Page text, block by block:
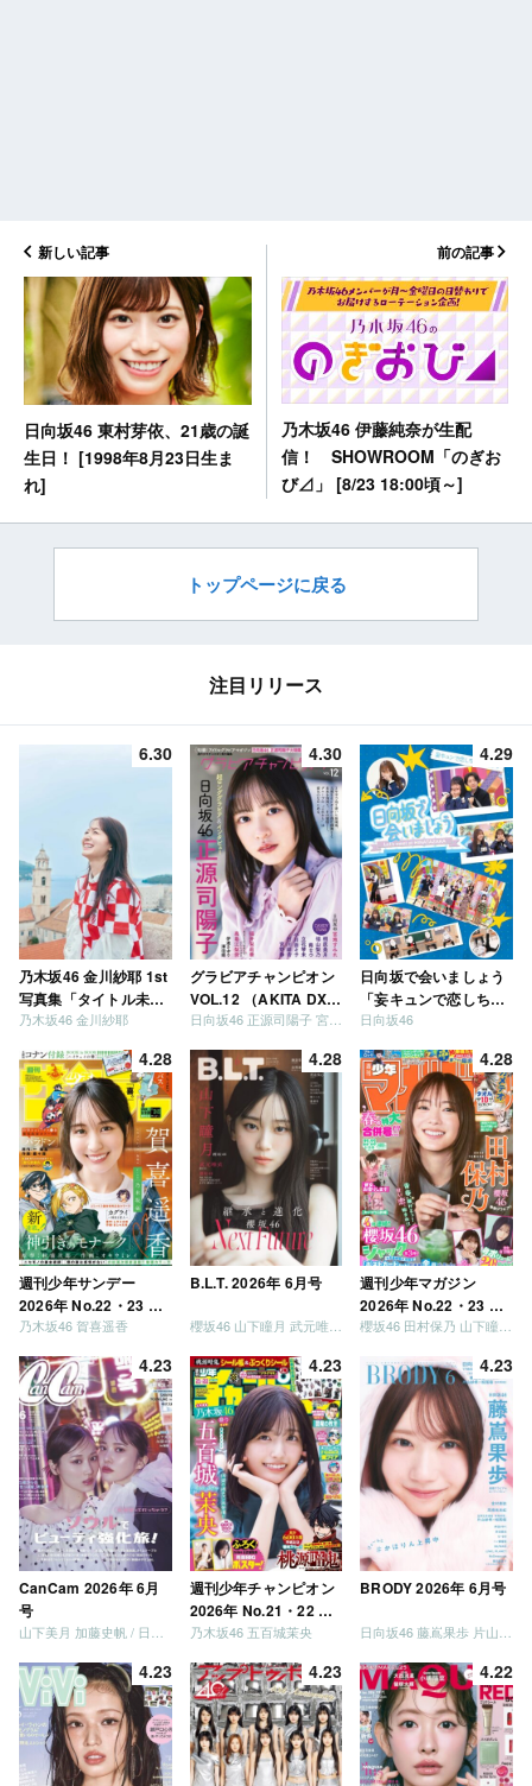
新しい記事
日向坂46 東村芽依、21歳の誕
生日！ [1998年8月23日生ま
れ]
前の記事
乃木坂46 伊藤純奈が生配
信！ SHOWROOM「のぎお
び⊿」 [8/23 18:00頃～]
トップページに戻る
注目リリース
6.30
乃木坂46 金川紗耶 1st
写真集「タイトル未
定」
乃木坂46 金川紗耶
4.30
グラビアチャンピオン
VOL.12 （AKITA DXシ
リーズ）
日向坂46 正源司陽子 宮地すみれ
4.29
日向坂で会いましょう
「妄キュンで恋しちゃ
いましょう」「どっち
う」「ご褒美でロケし
ましょう」「フレンド
リーになりましょう」
「笑って卒業を祝いま
しょう」 [Blu-ray]
日向坂46
4.28
週刊少年サンデー
2026年 No.22・23 合
併号
乃木坂46 賀喜遥香
4.28
B.L.T. 2026年 6月号
櫻坂46 山下瞳月 武元唯衣 / 乃木坂46 海邉朱莉
4.28
週刊少年マガジン
2026年 No.22・23 合
併号
4.23
CanCam 2026年 6月
号
4.23
週刊少年チャンピオン
2026年 No.21・22 合
併号
乃木坂46 五百城茉央
4.23
BRODY 2026年 6月号
4.23 4.23 4.22